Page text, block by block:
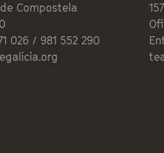
Compostela
026 / 981 552 290